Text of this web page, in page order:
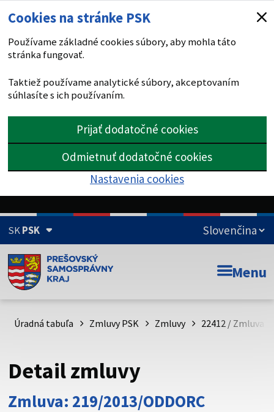
Cookies na stránke PSK
Používame základné cookies súbory, aby mohla táto
stránka fungovať.
Taktiež používame analytické súbory, akceptovaním
súhlasíte s ich používaním.
Prijať dodatočné cookies
Odmietnuť dodatočné cookies
Nastavenia cookies
SKPSK
Doména psk.sk je oficiálna
Toto je oficiálna webová stránka Prešovského
psk.sk.
Buďte pozorní a vždy sa uistite, že zdieľate informácie iba
cez zabezpečenú webovú stránku. Zabezpečená stránka
vždy začína https:// pred názvom domény webového sídla.
Menu
Úradná tabuľa Zmluvy PSK Zmluvy 22412 / Zmluva
Detail zmluvy
Zmluva: 219/2013/ODDORC